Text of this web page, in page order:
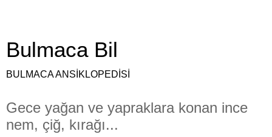
Bulmaca Bil
BULMACA ANSİKLOPEDİSİ
Gece yağan ve yapraklara konan ince
nem, çiğ, kırağı...